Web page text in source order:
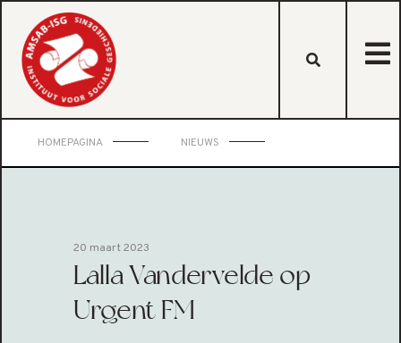
HOMEPAGINA NIEUWS
20 maart 2023
Lalla Vandervelde op
Urgent FM